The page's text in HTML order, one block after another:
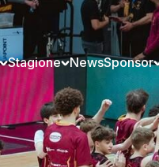
Stagione NewsSponsor